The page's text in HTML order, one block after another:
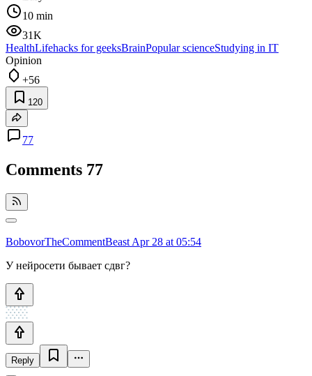
10 min
31K
HealthLifehacks for geeksBrainPopular scienceStudying in IT
Opinion
+56
120
77
Comments 77
BobovorTheCommentBeast Apr 28 at 05:54
У нейросети бывает сдвг?
Reply